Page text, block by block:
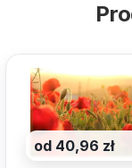
od 40,96 zł